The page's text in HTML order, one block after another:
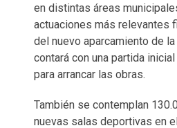
en distintas áreas
actuaciones más relevantes
del nuevo aparcamiento de
contará con una partida
para arrancar las obras.
También se contemplan
nuevas salas deportivas en